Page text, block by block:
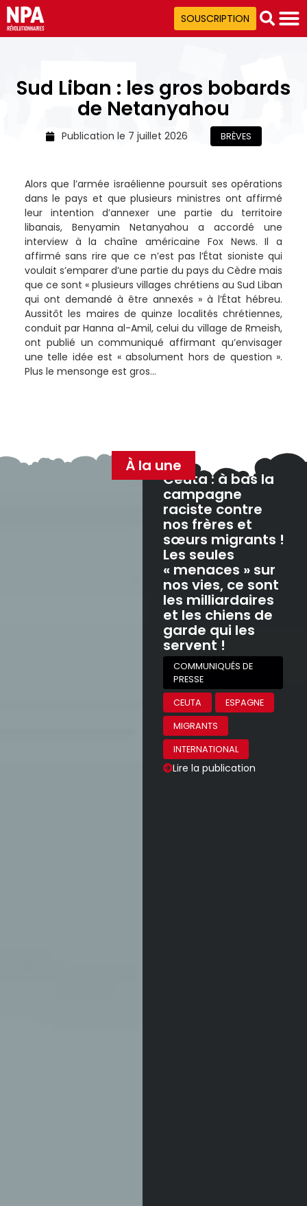
SOUSCRIPTION
Sud Liban : les gros bobards
de Netanyahou
Publication le 7 juillet 2026 BRÈVES
Alors que l’armée israélienne poursuit ses opérations
dans le pays et que plusieurs ministres ont affirmé
leur intention d’annexer une partie du territoire
libanais, Benyamin Netanyahou a accordé une
interview à la chaîne américaine Fox News. Il a
affirmé sans rire que ce n’est pas l’État sioniste qui
voulait s’emparer d’une partie du pays du Cèdre mais
que ce sont « plusieurs villages chrétiens au Sud Liban
qui ont demandé à être annexés » à l’État hébreu.
Aussitôt les maires de quinze localités chrétiennes,
conduit par Hanna al-Amil, celui du village de Rmeish,
ont publié un communiqué affirmant qu’envisager
une telle idée est « absolument hors de question ».
Plus le mensonge est gros…
À la une
Ceuta : à bas la
campagne
raciste contre
nos frères et
sœurs migrants !
Les seules
« menaces » sur
nos vies, ce sont
les milliardaires
et les chiens de
garde qui les
servent !
COMMUNIQUÉS DE
PRESSE
CEUTA
ESPAGNE
MIGRANTS
INTERNATIONAL
Lire la publication